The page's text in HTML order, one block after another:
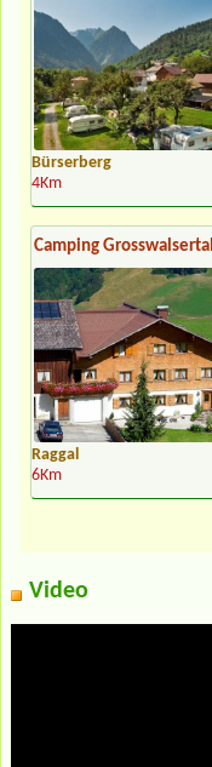
Bürserberg
4Km
Camping Grosswalsertal
Raggal
6Km
Video